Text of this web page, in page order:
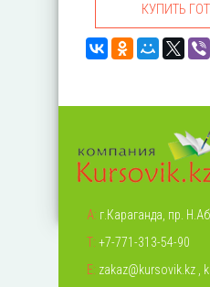
КУПИТЬ
А: г.Караганда, пр.
Т: +7-771-313-54-90
Е: zakaz@kursovik.kz